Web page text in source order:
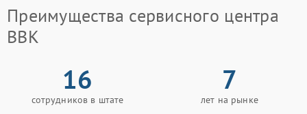
Преимущества сервисного центра
BBK
16
сотрудников в штате
7
лет на рынке